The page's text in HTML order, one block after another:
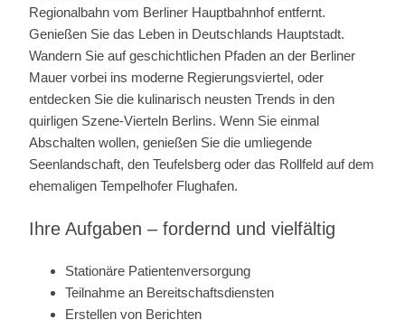
Regionalbahn vom Berliner Hauptbahnhof entfernt.
Genießen Sie das Leben in Deutschlands Hauptstadt.
Wandern Sie auf geschichtlichen Pfaden an der Berliner
Mauer vorbei ins moderne Regierungsviertel, oder
entdecken Sie die kulinarisch neusten Trends in den
quirligen Szene-Vierteln Berlins. Wenn Sie einmal
Abschalten wollen, genießen Sie die umliegende
Seenlandschaft, den Teufelsberg oder das Rollfeld auf dem
ehemaligen Tempelhofer Flughafen.
Ihre Aufgaben – fordernd und vielfältig
Stationäre Patientenversorgung
Teilnahme an Bereitschaftsdiensten
Erstellen von Berichten